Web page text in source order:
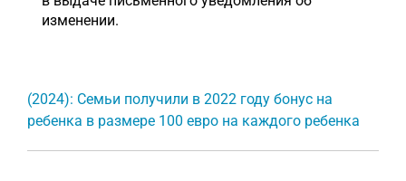
изменении.
(2024): Семьи получили в 2022 году бонус на
ребенка в размере 100 евро на каждого ребенка